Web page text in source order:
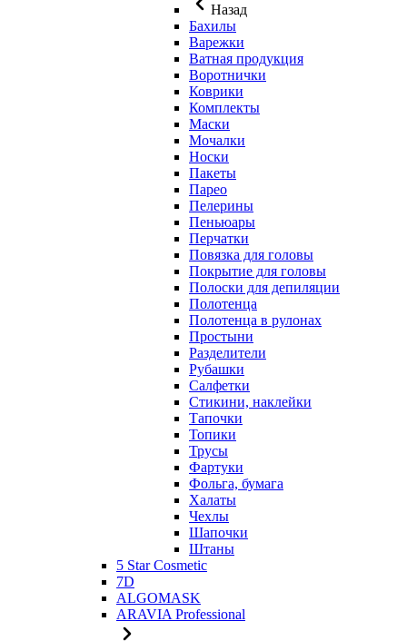
Назад
Бахилы
Варежки
Ватная продукция
Воротнички
Коврики
Комплекты
Маски
Мочалки
Носки
Пакеты
Парео
Пелерины
Пеньюары
Перчатки
Повязка для головы
Покрытие для головы
Полоски для депиляции
Полотенца
Полотенца в рулонах
Простыни
Разделители
Рубашки
Салфетки
Стикини, наклейки
Тапочки
Топики
Трусы
Фартуки
Фольга, бумага
Халаты
Чехлы
Шапочки
Штаны
5 Star Cosmetic
7D
ALGOMASK
ARAVIA Professional